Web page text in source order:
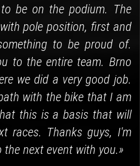
be on the podium. The
pole position, first and
to be proud of.
to the entire team. Brno
we did a very good job.
with the bike that I am
this is a basis that will
races. Thanks guys, I'm
next event with you.»